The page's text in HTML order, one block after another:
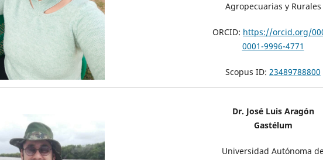
Agropecuarias y Rurales
ORCID: https://orcid.org/
0001-9996-4771
Scopus ID: 23489788800
Dr. José Luis Aragón
Gastélum
Universidad Autónoma